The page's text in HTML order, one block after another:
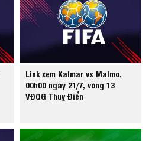
Link xem Kalmar vs Malmo,
00h00 ngày 21/7, vòng 13
VĐQG Thuỵ Điển